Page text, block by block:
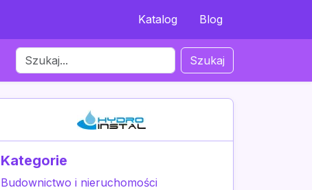
Katalog Blog
Szukaj
Kategorie
Budownictwo i nieruchomości